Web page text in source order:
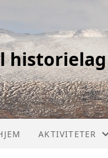
historielag
AKTIVITETER